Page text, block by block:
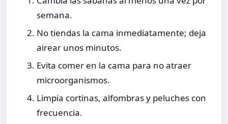
semana.
No tiendas la cama inmediatamente; deja
airear unos minutos.
Evita comer en la cama para no atraer
microorganismos.
Limpia cortinas, alfombras y peluches con
frecuencia.